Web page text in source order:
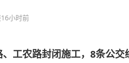
16小时前
工农路封闭施工，8条公交